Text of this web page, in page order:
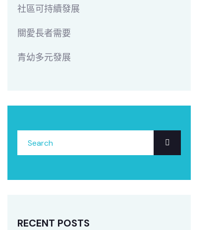
社區可持續發展
關愛長者需要
青幼多元發展
RECENT POSTS